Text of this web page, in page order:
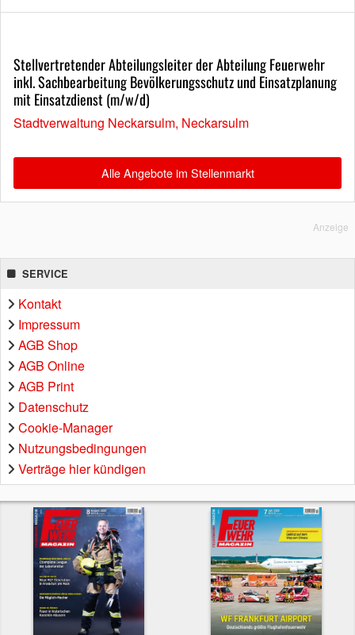
Stellvertretender Abteilungsleiter der Abteilung Feuerwehr
inkl. Sachbearbeitung Bevölkerungsschutz und Einsatzplanung
mit Einsatzdienst (m/w/d)
Stadtverwaltung Neckarsulm, Neckarsulm
Alle Angebote im Stellenmarkt
Anzeige
SERVICE
Kontakt
Impressum
AGB Shop
AGB Online
AGB Print
Datenschutz
Cookie-Manager
Nutzungsbedingungen
Verträge hier kündigen